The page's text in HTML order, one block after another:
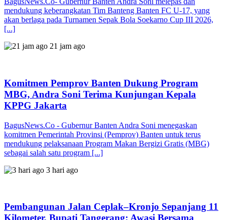
mendukung keberangkatan Tim Banteng Banten FC U-17, yang
akan berlaga pada Turnamen Sepak Bola Soekarno Cup III 2026,
[...]
21 jam ago
Komitmen Pemprov Banten Dukung Program
MBG, Andra Soni Terima Kunjungan Kepala
KPPG Jakarta
BagusNews.Co - Gubernur Banten Andra Soni menegaskan
komitmen Pemerintah Provinsi (Pemprov) Banten untuk terus
mendukung pelaksanaan Program Makan Bergizi Gratis (MBG)
sebagai salah satu program [...]
3 hari ago
Pembangunan Jalan Ceplak–Kronjo Sepanjang 11